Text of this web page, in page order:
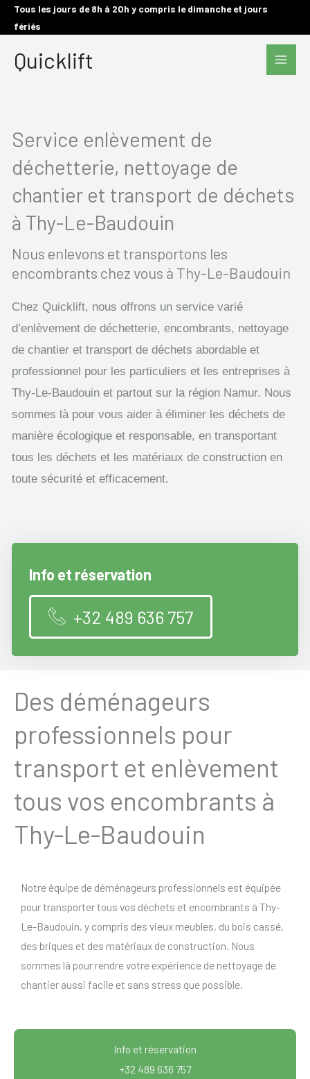
AllerTous les jours de 8h à 20h y compris le dimanche et jours
fériés
Quicklift
Main
Service enlèvement de
déchetterie, nettoyage de
chantier et transport de déchets
à Thy-Le-Baudouin
Nous enlevons et transportons les
encombrants chez vous à Thy-Le-Baudouin
Chez Quicklift, nous offrons un service varié
d’enlèvement de déchetterie, encombrants, nettoyage
de chantier et transport de déchets abordable et
professionnel pour les particuliers et les entreprises à
Thy-Le-Baudouin et partout sur la région Namur. Nous
sommes là pour vous aider à éliminer les déchets de
manière écologique et responsable, en transportant
tous les déchets et les matériaux de construction en
toute sécurité et efficacement.
Info et réservation
+32 489 636 757
Des déménageurs
professionnels pour
transport et enlèvement
tous vos encombrants à
Thy-Le-Baudouin
Notre équipe de déménageurs professionnels est équipée
pour transporter tous vos déchets et encombrants à Thy-
Le-Baudouin, y compris des vieux meubles, du bois cassé,
des briques et des matériaux de construction. Nous
sommes là pour rendre votre expérience de nettoyage de
chantier aussi facile et sans stress que possible.
Info et réservation
+32 489 636 757